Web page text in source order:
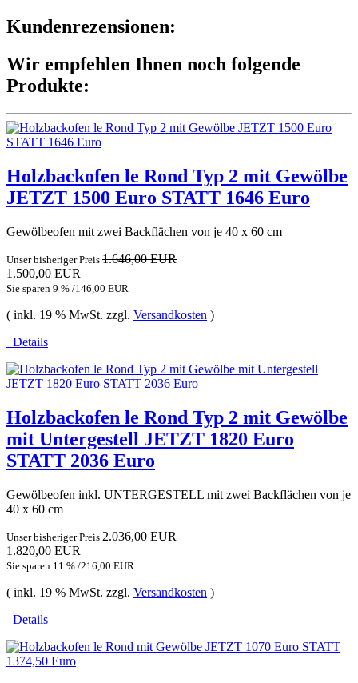
Kundenrezensionen:
Wir empfehlen Ihnen noch folgende
Produkte:
Holzbackofen le Rond Typ 2 mit Gewölbe
JETZT 1500 Euro STATT 1646 Euro
Gewölbeofen mit zwei Backflächen von je 40 x 60 cm
Unser bisheriger Preis 1.646,00 EUR
1.500,00 EUR
Sie sparen 9 % /146,00 EUR
( inkl. 19 % MwSt. zzgl. Versandkosten )
Details
Holzbackofen le Rond Typ 2 mit Gewölbe
mit Untergestell JETZT 1820 Euro
STATT 2036 Euro
Gewölbeofen inkl. UNTERGESTELL mit zwei Backflächen von je
40 x 60 cm
Unser bisheriger Preis 2.036,00 EUR
1.820,00 EUR
Sie sparen 11 % /216,00 EUR
( inkl. 19 % MwSt. zzgl. Versandkosten )
Details